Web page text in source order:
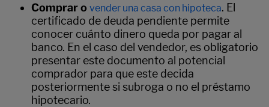
Comprar o vender una casa con hipoteca. El
certificado de deuda pendiente permite
conocer cuánto dinero queda por pagar al
banco. En el caso del vendedor, es obligatorio
presentar este documento al potencial
comprador para que este decida
posteriormente si subroga o no el préstamo
hipotecario.